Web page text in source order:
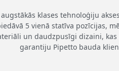
klases tehnoloģiju
5 vienā statīva pozīcijas,
un daudzpusīgi dizaini,
garantiju Pipetto bauda